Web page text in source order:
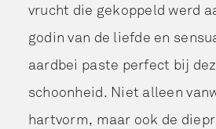
vrucht die gekoppeld werd
godin van de liefde en
aardbei paste perfect bij
schoonheid. Niet alleen
hartvorm, maar ook de